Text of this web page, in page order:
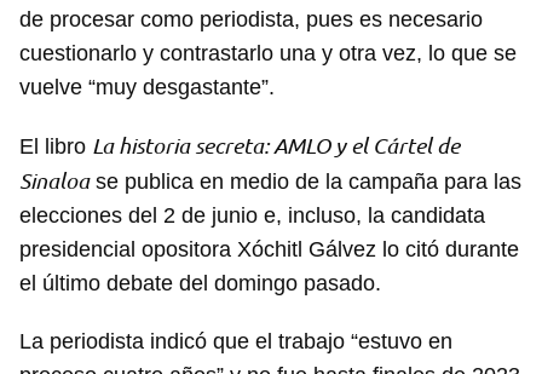
Guardar como favorito
de procesar como periodista, pues es necesario
cuestionarlo y contrastarlo una y otra vez, lo que se
vuelve “muy desgastante”.
El libro La historia secreta: AMLO y el Cártel de
Sinaloase publica en medio de la campaña para las
elecciones del 2 de junio e, incluso, la candidata
presidencial opositora Xóchitl Gálvez lo citó durante
el último debate del domingo pasado.
La periodista indicó que el trabajo “estuvo en